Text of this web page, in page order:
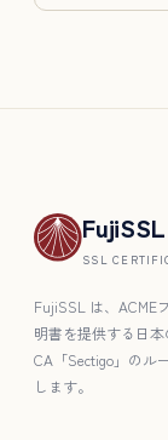
FujiSSL
SSL
FujiSSL は、ACME
明書を提供する日
CA「Sectigo」のル
します。